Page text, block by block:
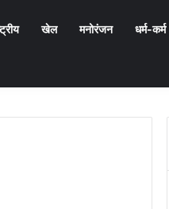
खेल मनोरंजन धर्म-कर्म